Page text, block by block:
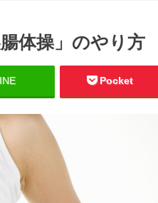
体操」のやり方
Pocket